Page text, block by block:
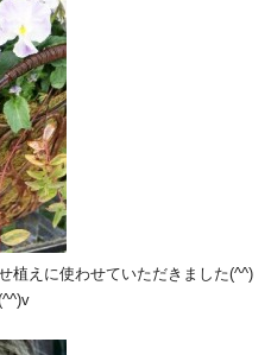
植えに使わせていただきました(^^)